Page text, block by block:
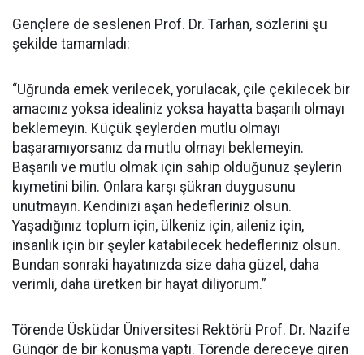
Gençlere de seslenen Prof. Dr. Tarhan, sözlerini şu
şekilde tamamladı:
“Uğrunda emek verilecek, yorulacak, çile çekilecek bir
amacınız yoksa idealiniz yoksa hayatta başarılı olmayı
beklemeyin. Küçük şeylerden mutlu olmayı
başaramıyorsanız da mutlu olmayı beklemeyin.
Başarılı ve mutlu olmak için sahip olduğunuz şeylerin
kıymetini bilin. Onlara karşı şükran duygusunu
unutmayın. Kendinizi aşan hedefleriniz olsun.
Yaşadığınız toplum için, ülkeniz için, aileniz için,
insanlık için bir şeyler katabilecek hedefleriniz olsun.
Bundan sonraki hayatınızda size daha güzel, daha
verimli, daha üretken bir hayat diliyorum.”
Törende Üsküdar Üniversitesi Rektörü Prof. Dr. Nazife
Güngör de bir konuşma yaptı. Törende dereceye giren